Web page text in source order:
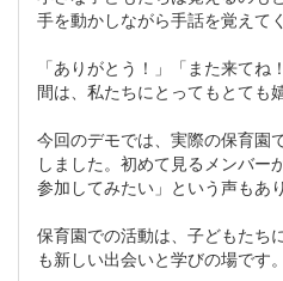
手を動かしながら手話を覚えて
「ありがとう！」「また来て
間は、私たちにとってもとても
今回のデモでは、実際の保育園
しました。初めて見るメンバー
参加してみたい」という声もあ
保育園での活動は、子どもたち
も新しい出会いと学びの場です。